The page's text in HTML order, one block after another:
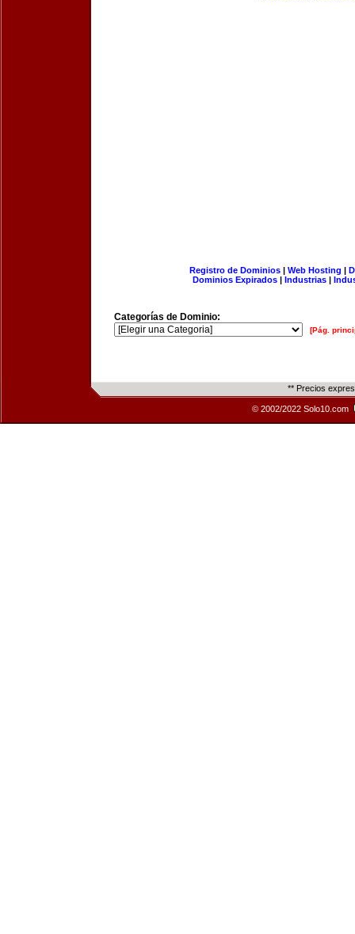
Registro de Dominios| Web Hosting |
Dominios Expirados | Industrias |
Categorías de Dominio:
[Pág.
** Precios
© 2002/2022 Solo10.com